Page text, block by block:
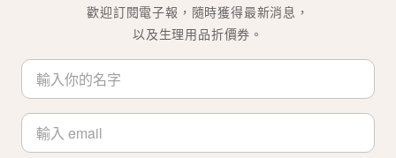
歡迎訂閱電子報，隨時獲得最新消息，
以及生理用品折價券。